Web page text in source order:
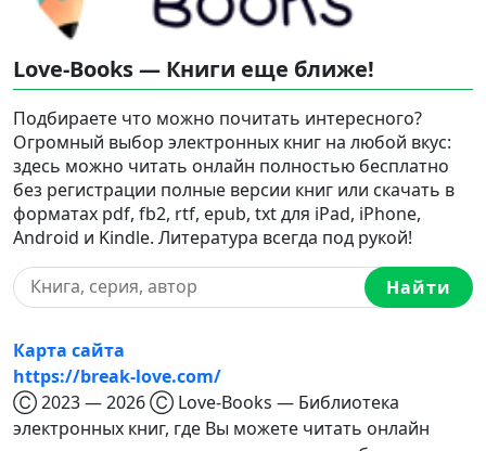
Love-Books — Книги еще ближе!
Подбираете что можно почитать интересного?
Огромный выбор электронных книг на любой вкус:
здесь можно читать онлайн полностью бесплатно
без регистрации полные версии книг или скачать в
форматах pdf, fb2, rtf, epub, txt для iPad, iPhone,
Android и Kindle. Литература всегда под рукой!
Найти
Карта сайта
https://break-love.com/
Ⓒ 2023 — 2026 Ⓒ Love-Books — Библиотека
электронных книг, где Вы можете читать онлайн